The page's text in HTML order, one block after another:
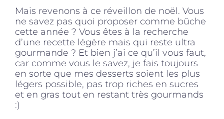
Mais revenons à ce réveillon de noël. Vous
ne savez pas quoi proposer comme bûche
cette année ? Vous êtes à la recherche
d’une recette légère mais qui reste ultra
gourmande ? Et bien j’ai ce qu’il vous faut,
car comme vous le savez, je fais toujours
en sorte que mes desserts soient les plus
légers possible, pas trop riches en sucres
et en gras tout en restant très gourmands
:)